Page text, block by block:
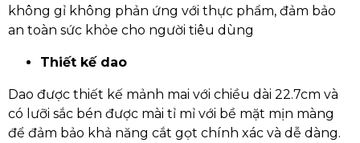
không gỉ không phản ứng với thực phẩm, đảm bảo
an toàn sức khỏe cho người tiêu dùng
Thiết kế dao
Dao được thiết kế mảnh mai với chiều dài 22.7cm và
có lưỡi sắc bén được mài tỉ mỉ với bề mặt mịn màng
để đảm bảo khả năng cắt gọt chính xác và dễ dàng.